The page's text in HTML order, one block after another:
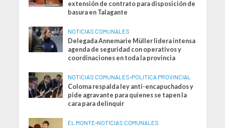
extensión de contrato para disposición de
basura en Talagante
NOTICIAS COMUNALES
Delegada Annemarie Müller lidera intensa
agenda de seguridad con operativos y
coordinaciones en toda la provincia
NOTICIAS COMUNALES•POLITICA PROVINCIAL
Coloma respalda ley anti-encapuchados y
pide agravante para quienes se tapen la
cara para delinquir
EL MONTE•NOTICIAS COMUNALES